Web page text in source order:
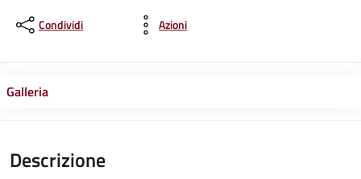
Condividi Azioni
Galleria
Descrizione